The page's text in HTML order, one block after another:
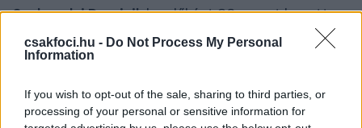
csakfoci.hu - Do Not Process My Personal
Information
If you wish to opt-out of the sale, sharing to third parties, or
processing of your personal or sensitive information for
Szoboszlai Dominikkezdőként 80 percet kapott a
találkozón. A magyar válogatott csapatkapitánya
jól futballozott, az első játékrészben volt egy
gurított, majd ezt követően jobbal, a tizenhatoson
kívülről elemi erővel találta telibe a kapufát, a góltól